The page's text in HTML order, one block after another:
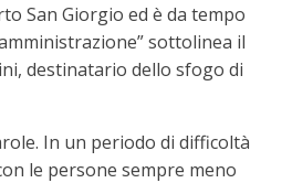
San Giorgio ed è da tempo
sottolinea il
destinatario dello sfogo di
In un periodo di difficoltà
le persone sempre meno